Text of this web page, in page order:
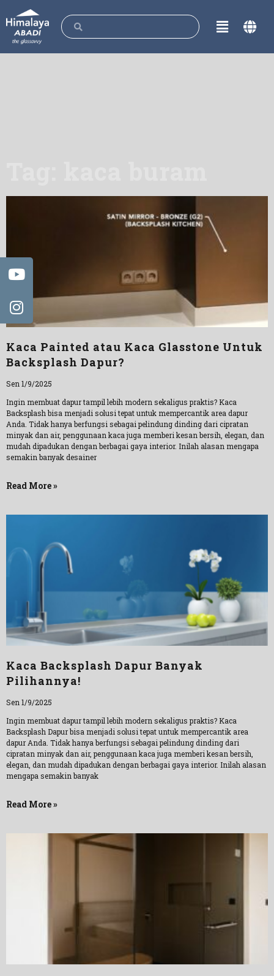
Kaca Painted atau Kaca Glasstone Untuk
Backsplash Dapur?
Sen 1/9/2025
Ingin membuat dapur tampil lebih modern sekaligus praktis? Kaca
Backsplash bisa menjadi solusi tepat untuk mempercantik area dapur
Anda. Tidak hanya berfungsi sebagai pelindung dinding dari cipratan
minyak dan air, penggunaan kaca juga memberi kesan bersih, elegan, dan
mudah dipadukan dengan berbagai gaya interior. Inilah alasan mengapa
semakin banyak desainer
Read More »
Kaca Backsplash Dapur Banyak
Pilihannya!
Sen 1/9/2025
Ingin membuat dapur tampil lebih modern sekaligus praktis? Kaca
Backsplash Dapur bisa menjadi solusi tepat untuk mempercantik area
dapur Anda. Tidak hanya berfungsi sebagai pelindung dinding dari
cipratan minyak dan air, penggunaan kaca juga memberi kesan bersih,
elegan, dan mudah dipadukan dengan berbagai gaya interior. Inilah alasan
mengapa semakin banyak
Read More »